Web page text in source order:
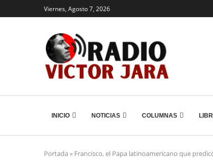
Viernes, Agosto 7, 2026
INICIO NOTICIAS COLUMNAS
Portada » Francisco, el Papa latinoamericano que